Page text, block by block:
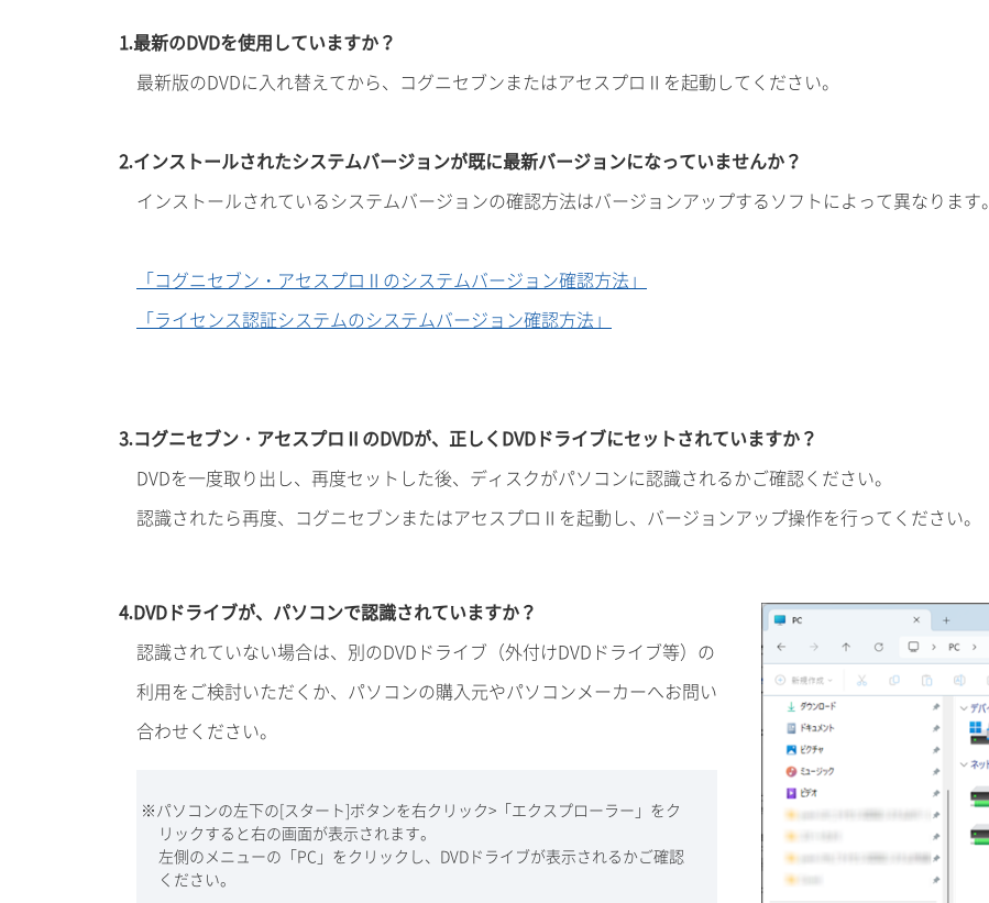
1.最新のDVDを使用していますか？
最新版のDVDに入れ替えてから、コグニセブンまたはアセスプロⅡを起動してください。
2.インストールされたシステムバージョンが既に最新バージョンになっていませんか？
インストールされているシステムバージョンの確認方法はバージョンアップするソフトによって異なります。
「コグニセブン・アセスプロⅡのシステムバージョン確認方法」
「ライセンス認証システムのシステムバージョン確認方法」
3.コグニセブン・アセスプロⅡのDVDが、正しくDVDドライブにセットされていますか？
DVDを一度取り出し、再度セットした後、ディスクがパソコンに認識されるかご確認ください。
認識されたら再度、コグニセブンまたはアセスプロⅡを起動し、バージョンアップ操作を行ってください。
4.DVDドライブが、パソコンで認識されていますか？
認識されていない場合は、別のDVDドライブ（外付けDVDドライブ等）の
利用をご検討いただくか、パソコンの購入元やパソコンメーカーへお問い
合わせください。
※パソコンの左下の[スタート]ボタンを右クリック>「エクスプローラー」をク
リックすると右の画面が表示されます。
左側のメニューの「PC」をクリックし、DVDドライブが表示されるかご確認
ください。